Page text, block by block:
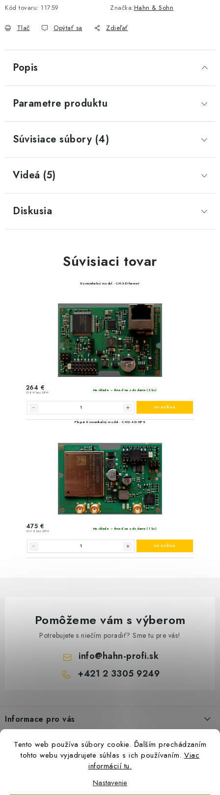
Tento web používa súbory cookie. Ďalším prechádzaním
tohto webu vyjadrujete súhlas s ich používaním. Viac
informácií tu.
Nastavenie
Kód tovaru: 11759 Značka:Hahn & Sohn
Tlač Opýtať sa Zdieľať
Popis
Parametre produktu
Súvisiace súbory (4)
Videá (5)
Diskusia
Súvisiaci tovar
Pomôžeme vám s výberom
Potrebujete s niečím poradiť? Sme tu pre vás!
info@hahn-profi.sk
+421 2 3305 9249
p
ä
Informace pro vás
Zásady ochrany osobných údajov